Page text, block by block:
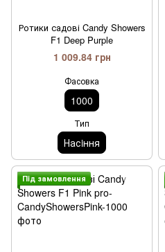
Ротики садові Candy Showers
F1 Deep Purple
1 009.84 грн
Фасовка
1000
Тип
Насiння
Пiд замовлення